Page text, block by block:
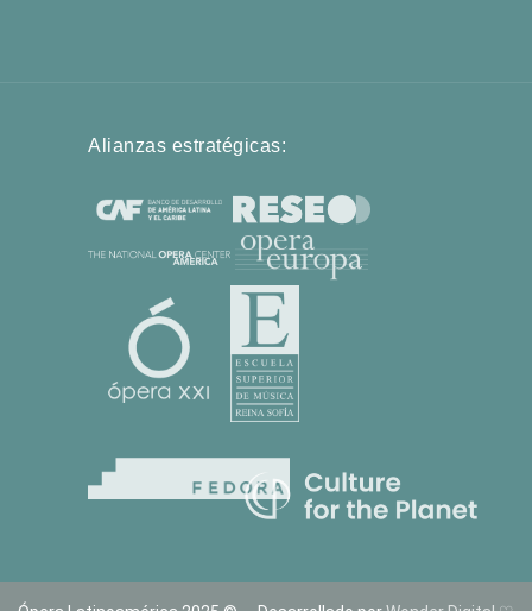
Alianzas estratégicas: